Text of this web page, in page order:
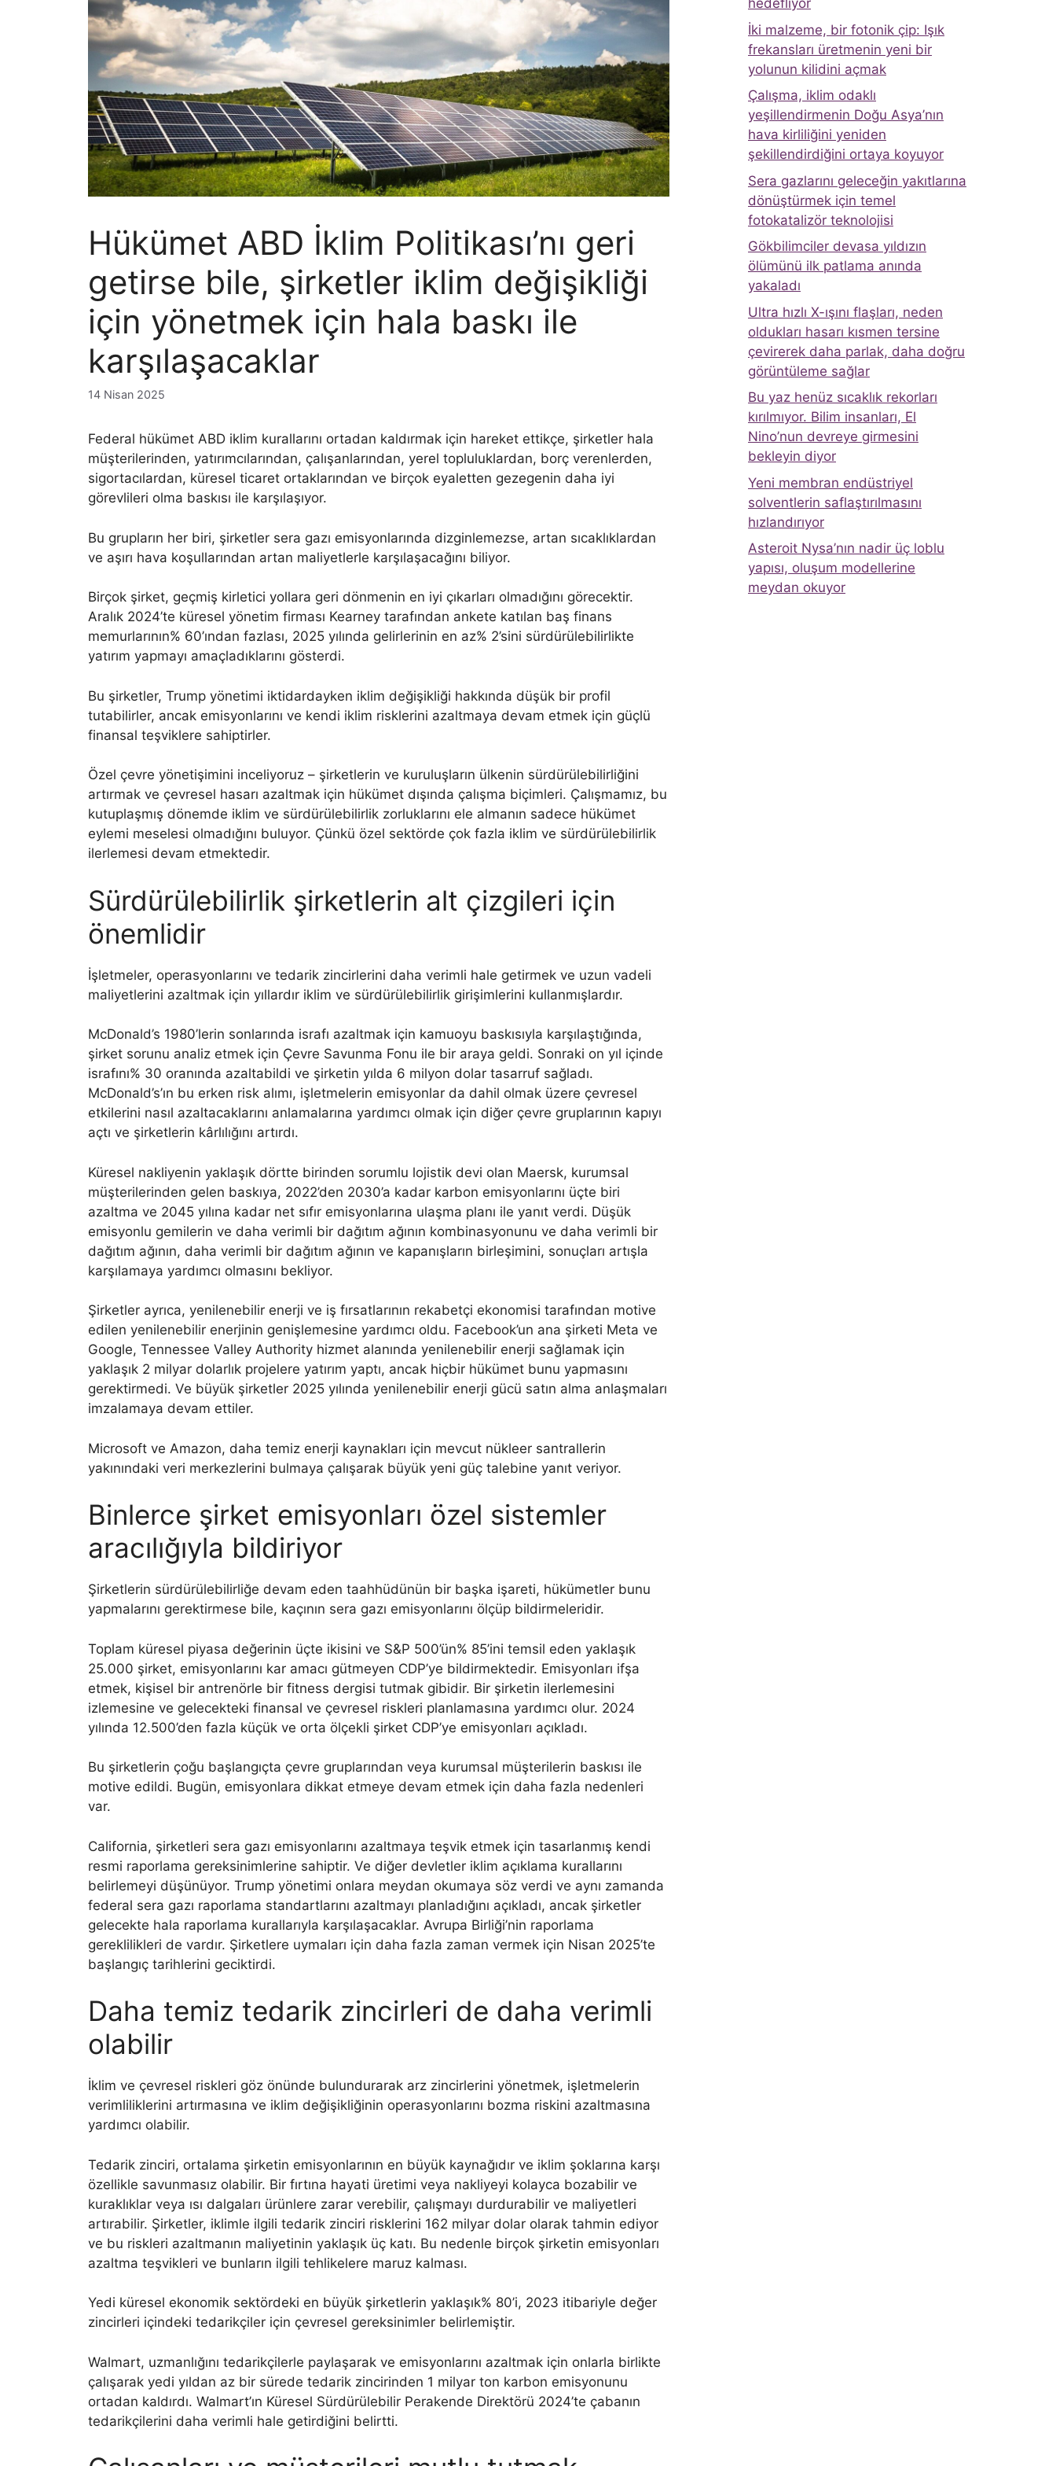
Hükümet ABD İklim Politikası’nı geri
getirse bile, şirketler iklim değişikliği
için yönetmek için hala baskı ile
karşılaşacaklar
14 Nisan 2025
Federal hükümet ABD iklim kurallarını ortadan kaldırmak için hareket ettikçe, şirketler hala
müşterilerinden, yatırımcılarından, çalışanlarından, yerel topluluklardan, borç verenlerden,
sigortacılardan, küresel ticaret ortaklarından ve birçok eyaletten gezegenin daha iyi
görevlileri olma baskısı ile karşılaşıyor.
Bu grupların her biri, şirketler sera gazı emisyonlarında dizginlemezse, artan sıcaklıklardan
ve aşırı hava koşullarından artan maliyetlerle karşılaşacağını biliyor.
Birçok şirket, geçmiş kirletici yollara geri dönmenin en iyi çıkarları olmadığını görecektir.
Aralık 2024’te küresel yönetim firması Kearney tarafından ankete katılan baş finans
memurlarının% 60’ından fazlası, 2025 yılında gelirlerinin en az% 2’sini sürdürülebilirlikte
yatırım yapmayı amaçladıklarını gösterdi.
Bu şirketler, Trump yönetimi iktidardayken iklim değişikliği hakkında düşük bir profil
tutabilirler, ancak emisyonlarını ve kendi iklim risklerini azaltmaya devam etmek için güçlü
finansal teşviklere sahiptirler.
Özel çevre yönetişimini inceliyoruz – şirketlerin ve kuruluşların ülkenin sürdürülebilirliğini
artırmak ve çevresel hasarı azaltmak için hükümet dışında çalışma biçimleri. Çalışmamız, bu
kutuplaşmış dönemde iklim ve sürdürülebilirlik zorluklarını ele almanın sadece hükümet
eylemi meselesi olmadığını buluyor. Çünkü özel sektörde çok fazla iklim ve sürdürülebilirlik
ilerlemesi devam etmektedir.
Sürdürülebilirlik şirketlerin alt çizgileri için
önemlidir
İşletmeler, operasyonlarını ve tedarik zincirlerini daha verimli hale getirmek ve uzun vadeli
maliyetlerini azaltmak için yıllardır iklim ve sürdürülebilirlik girişimlerini kullanmışlardır.
McDonald’s 1980’lerin sonlarında israfı azaltmak için kamuoyu baskısıyla karşılaştığında,
şirket sorunu analiz etmek için Çevre Savunma Fonu ile bir araya geldi. Sonraki on yıl içinde
israfını% 30 oranında azaltabildi ve şirketin yılda 6 milyon dolar tasarruf sağladı.
McDonald’s’ın bu erken risk alımı, işletmelerin emisyonlar da dahil olmak üzere çevresel
etkilerini nasıl azaltacaklarını anlamalarına yardımcı olmak için diğer çevre gruplarının kapıyı
açtı ve şirketlerin kârlılığını artırdı.
Küresel nakliyenin yaklaşık dörtte birinden sorumlu lojistik devi olan Maersk, kurumsal
müşterilerinden gelen baskıya, 2022’den 2030’a kadar karbon emisyonlarını üçte biri
azaltma ve 2045 yılına kadar net sıfır emisyonlarına ulaşma planı ile yanıt verdi. Düşük
emisyonlu gemilerin ve daha verimli bir dağıtım ağının kombinasyonunu ve daha verimli bir
dağıtım ağının, daha verimli bir dağıtım ağının ve kapanışların birleşimini, sonuçları artışla
karşılamaya yardımcı olmasını bekliyor.
Şirketler ayrıca, yenilenebilir enerji ve iş fırsatlarının rekabetçi ekonomisi tarafından motive
edilen yenilenebilir enerjinin genişlemesine yardımcı oldu. Facebook’un ana şirketi Meta ve
Google, Tennessee Valley Authority hizmet alanında yenilenebilir enerji sağlamak için
yaklaşık 2 milyar dolarlık projelere yatırım yaptı, ancak hiçbir hükümet bunu yapmasını
gerektirmedi. Ve büyük şirketler 2025 yılında yenilenebilir enerji gücü satın alma anlaşmaları
imzalamaya devam ettiler.
Microsoft ve Amazon, daha temiz enerji kaynakları için mevcut nükleer santrallerin
yakınındaki veri merkezlerini bulmaya çalışarak büyük yeni güç talebine yanıt veriyor.
Binlerce şirket emisyonları özel sistemler
aracılığıyla bildiriyor
Şirketlerin sürdürülebilirliğe devam eden taahhüdünün bir başka işareti, hükümetler bunu
yapmalarını gerektirmese bile, kaçının sera gazı emisyonlarını ölçüp bildirmeleridir.
Toplam küresel piyasa değerinin üçte ikisini ve S&P 500’ün% 85’ini temsil eden yaklaşık
25.000 şirket, emisyonlarını kar amacı gütmeyen CDP’ye bildirmektedir. Emisyonları ifşa
etmek, kişisel bir antrenörle bir fitness dergisi tutmak gibidir. Bir şirketin ilerlemesini
izlemesine ve gelecekteki finansal ve çevresel riskleri planlamasına yardımcı olur. 2024
yılında 12.500’den fazla küçük ve orta ölçekli şirket CDP’ye emisyonları açıkladı.
Bu şirketlerin çoğu başlangıçta çevre gruplarından veya kurumsal müşterilerin baskısı ile
motive edildi. Bugün, emisyonlara dikkat etmeye devam etmek için daha fazla nedenleri
var.
California, şirketleri sera gazı emisyonlarını azaltmaya teşvik etmek için tasarlanmış kendi
resmi raporlama gereksinimlerine sahiptir. Ve diğer devletler iklim açıklama kurallarını
belirlemeyi düşünüyor. Trump yönetimi onlara meydan okumaya söz verdi ve aynı zamanda
federal sera gazı raporlama standartlarını azaltmayı planladığını açıkladı, ancak şirketler
gelecekte hala raporlama kurallarıyla karşılaşacaklar. Avrupa Birliği’nin raporlama
gereklilikleri de vardır. Şirketlere uymaları için daha fazla zaman vermek için Nisan 2025’te
başlangıç ​​tarihlerini geciktirdi.
Daha temiz tedarik zincirleri de daha verimli
olabilir
İklim ve çevresel riskleri göz önünde bulundurarak arz zincirlerini yönetmek, işletmelerin
verimliliklerini artırmasına ve iklim değişikliğinin operasyonlarını bozma riskini azaltmasına
yardımcı olabilir.
Tedarik zinciri, ortalama şirketin emisyonlarının en büyük kaynağıdır ve iklim şoklarına karşı
özellikle savunmasız olabilir. Bir fırtına hayati üretimi veya nakliyeyi kolayca bozabilir ve
kuraklıklar veya ısı dalgaları ürünlere zarar verebilir, çalışmayı durdurabilir ve maliyetleri
artırabilir. Şirketler, iklimle ilgili tedarik zinciri risklerini 162 milyar dolar olarak tahmin ediyor
ve bu riskleri azaltmanın maliyetinin yaklaşık üç katı. Bu nedenle birçok şirketin emisyonları
azaltma teşvikleri ve bunların ilgili tehlikelere maruz kalması.
Yedi küresel ekonomik sektördeki en büyük şirketlerin yaklaşık% 80’i, 2023 itibariyle değer
zincirleri içindeki tedarikçiler için çevresel gereksinimler belirlemiştir.
Walmart, uzmanlığını tedarikçilerle paylaşarak ve emisyonlarını azaltmak için onlarla birlikte
çalışarak yedi yıldan az bir sürede tedarik zincirinden 1 milyar ton karbon emisyonunu
ortadan kaldırdı. Walmart’ın Küresel Sürdürülebilir Perakende Direktörü 2024’te çabanın
tedarikçilerini daha verimli hale getirdiğini belirtti.
hedefliyor
İki malzeme, bir fotonik çip: Işık
frekansları üretmenin yeni bir
yolunun kilidini açmak
Çalışma, iklim odaklı
yeşillendirmenin Doğu Asya’nın
hava kirliliğini yeniden
şekillendirdiğini ortaya koyuyor
Sera gazlarını geleceğin yakıtlarına
dönüştürmek için temel
fotokatalizör teknolojisi
Gökbilimciler devasa yıldızın
ölümünü ilk patlama anında
yakaladı
Ultra hızlı X-ışını flaşları, neden
oldukları hasarı kısmen tersine
çevirerek daha parlak, daha doğru
görüntüleme sağlar
Bu yaz henüz sıcaklık rekorları
kırılmıyor. Bilim insanları, El
Nino’nun devreye girmesini
bekleyin diyor
Yeni membran endüstriyel
solventlerin saflaştırılmasını
hızlandırıyor
Asteroit Nysa’nın nadir üç loblu
yapısı, oluşum modellerine
meydan okuyor